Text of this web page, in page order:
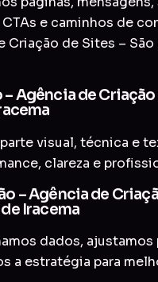
e caminhos de
Criação de Sites –
– Agência de Criação
visual, técnica e
clareza e
– Agência de
Iracema
dados,
a estratégia para